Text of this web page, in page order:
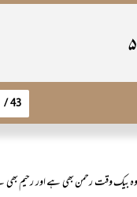
43 /
وہ بیک وقت رحمن بھی ہے اور رحیم